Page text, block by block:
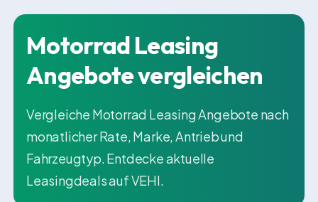
Motorrad Leasing
Angebote vergleichen
Vergleiche Motorrad Leasing Angebote nach
monatlicher Rate, Marke, Antrieb und
Fahrzeugtyp. Entdecke aktuelle
Leasingdeals auf VEHI.